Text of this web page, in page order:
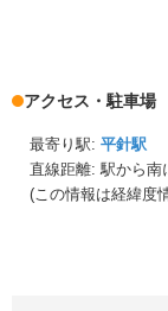
アクセス・駐車場
最寄り駅: 平針駅
直線距離: 駅から南
(この情報は経緯度